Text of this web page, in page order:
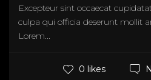
Excepteur sint occaecat
culpa qui officia deserunt mollit
Lorem...
0 likes